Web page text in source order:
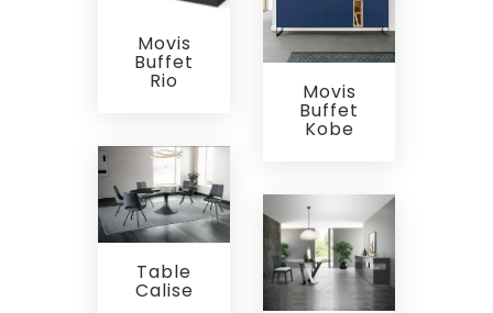
Movis
Buffet
Rio Movis
Buffet
Kobe
Table
Calise